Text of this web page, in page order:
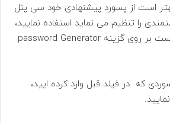
است از پسورد پیشنهادی خود سی پنل
را تنظیم می نماید استفاده نمایید،
برای این کار فقط کافی است بر روی گزینه password Generator
که در فیلد قبل وارد کرده ایید،